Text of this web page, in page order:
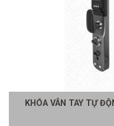
KHÓA VÂN TAY TỰ